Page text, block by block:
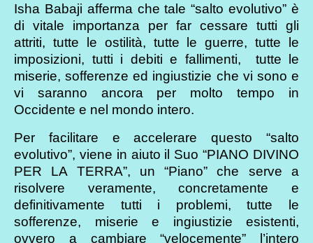
Isha Babaji afferma che tale “salto evolutivo” è
di vitale importanza per far cessare tutti gli
attriti, tutte le ostilità, tutte le guerre, tutte le
imposizioni, tutti i debiti e fallimenti, tutte le
miserie, sofferenze ed ingiustizie che vi sono e
vi saranno ancora per molto tempo in
Occidente e nel mondo intero.
Per facilitare e accelerare questo “salto
evolutivo”, viene in aiuto il Suo “PIANO DIVINO
PER LA TERRA”, un “Piano” che serve a
risolvere veramente, concretamente e
definitivamente tutti i problemi, tutte le
sofferenze, miserie e ingiustizie esistenti,
ovvero a cambiare “velocemente” l’intero